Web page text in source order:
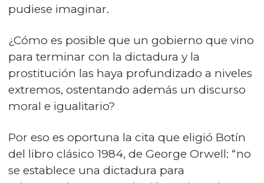
pudiese imaginar.
¿Cómo es posible que un gobierno que vino
para terminar con la dictadura y la
prostitución las haya profundizado a niveles
extremos, ostentando además un discurso
moral e igualitario?
Por eso es oportuna la cita que eligió Botín
del libro clásico 1984, de George Orwell: “no
se establece una dictadura para